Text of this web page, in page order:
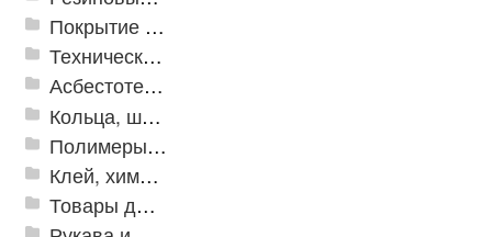
Покрытие из резиновой крошки
Техническая резина
Асбестотехнические и теплоизоляционные материалы
Кольца, шайбы, манжеты
Полимеры и пластики
Клей, химия, сопутствующие товары
Товары для дома